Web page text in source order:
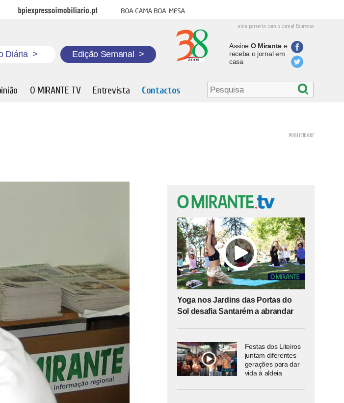
BPI Expresso Imobiliário Boa cama boa mesa
uma parceria com o Jornal Expresso
Diária > Edição Semanal >
Assine O Mirantee
receba o jornal em
casa
O MIRANTE TV Entrevista Contactos
Yoga nos Jardins das Portas do
Sol desafia Santarém a abrandar
Festas dos Liteiros
juntam diferentes
gerações para dar
vida à aldeia